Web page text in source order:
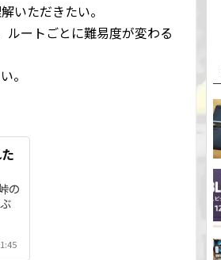
いただきたい。
ルートごとに難易度が変わる
。
の